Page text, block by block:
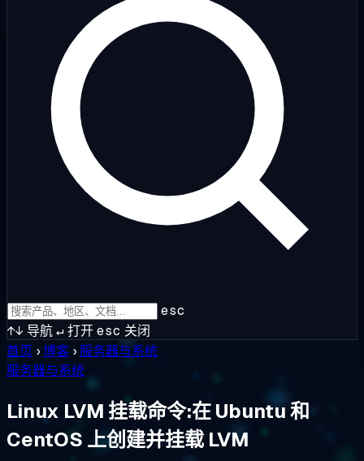
esc
↑↓ 导航↵打开esc 关闭
首页 ›博客 › 服务器与系统
服务器与系统
Linux LVM 挂载命令:在 Ubuntu 和
CentOS 上创建并挂载 LVM